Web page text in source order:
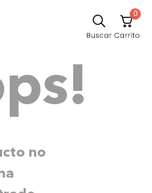
0
no